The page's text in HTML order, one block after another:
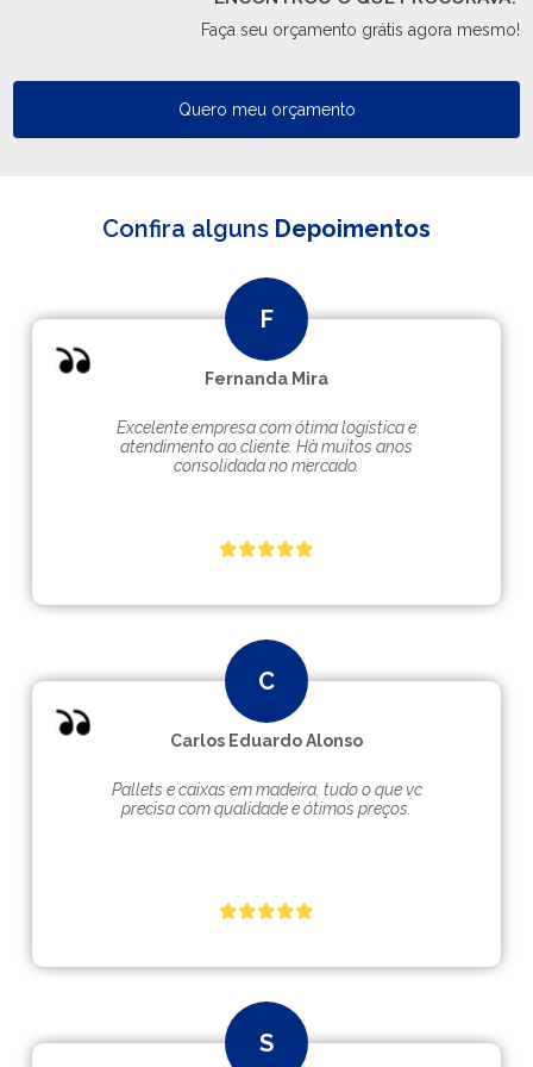
Faça seu orçamento grátis agora mesmo!
Quero meu orçamento
Confira alguns Depoimentos
Fernanda Mira
Excelente empresa com ótima logística e
atendimento ao cliente. Hà muitos anos
consolidada no mercado.
Carlos Eduardo Alonso
Pallets e caixas em madeira, tudo o que vc
precisa com qualidade e ótimos preços.